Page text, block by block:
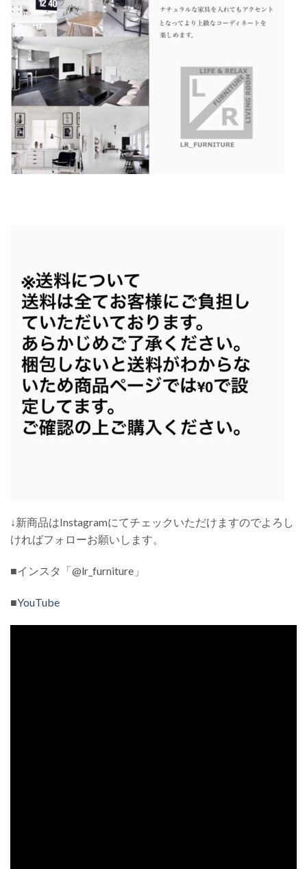
↓新商品はInstagramにてチェックいただけますのでよろし
ければフォローお願いします。
■インスタ「@lr_furniture」
■YouTube